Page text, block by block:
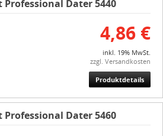
Professional Dater 5440
4,86 €
inkl. 19% MwSt.
zzgl. Versandkosten
Produktdetails
Professional Dater 5460